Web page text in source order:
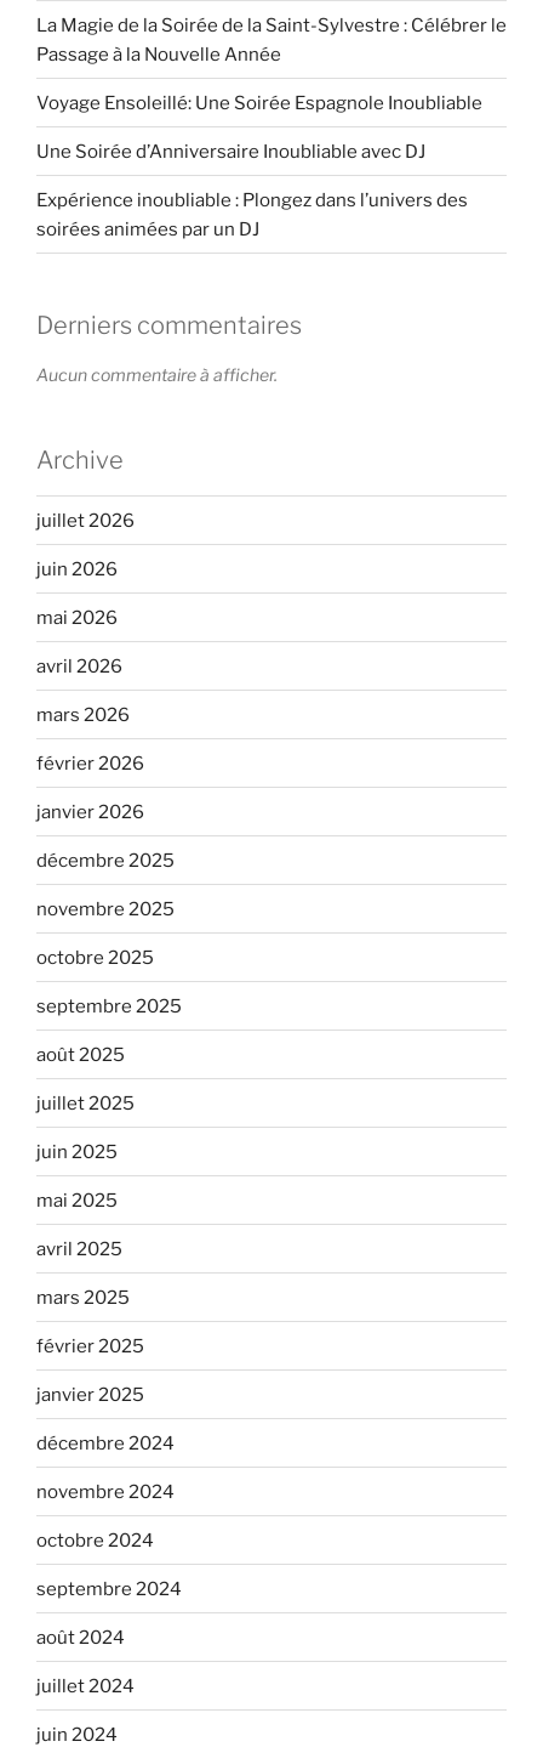
La Magie de la Soirée de la Saint-Sylvestre : Célébrer le
Passage à la Nouvelle Année
Voyage Ensoleillé: Une Soirée Espagnole Inoubliable
Une Soirée d’Anniversaire Inoubliable avec DJ
Expérience inoubliable : Plongez dans l’univers des
soirées animées par un DJ
Derniers commentaires
Aucun commentaire à afficher.
Archive
juillet 2026
juin 2026
mai 2026
avril 2026
mars 2026
février 2026
janvier 2026
décembre 2025
novembre 2025
octobre 2025
septembre 2025
août 2025
juillet 2025
juin 2025
mai 2025
avril 2025
mars 2025
février 2025
janvier 2025
décembre 2024
novembre 2024
octobre 2024
septembre 2024
août 2024
juillet 2024
juin 2024